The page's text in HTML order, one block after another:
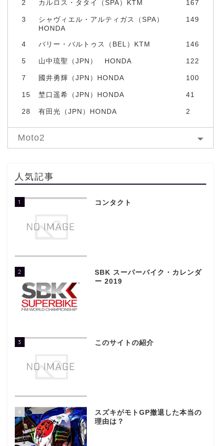
2 カルロス・タタイ（SPA）KTM 167
3
シャヴィエル・アルティガス（SPA）
HONDA
149
4 バリー・バルトゥス（BEL）KTM 146
5 山中琉聖（JPN） HONDA 122
7 國井勇輝（JPN）HONDA 100
15 埜口遥希（JPN）HONDA 41
28 有田光（JPN）HONDA 2
Moto2
人気記事
1 コンタクト
2
SBK スーパーバイク・カレンダ
ー 2019
3 このサイトの紹介
4
スズキがモトGP撤退した本当の
理由は？